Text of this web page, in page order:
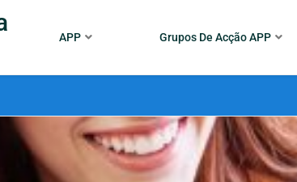
APP Grupos De Acção APP